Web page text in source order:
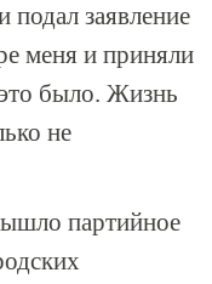
подал заявление
меня и приняли
было. Жизнь
не
партийное